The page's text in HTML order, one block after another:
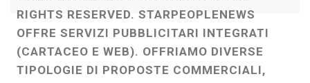
RIGHTS RESERVED. STARPEOPLENEWS
OFFRE SERVIZI PUBBLICITARI INTEGRATI
(CARTACEO E WEB). OFFRIAMO DIVERSE
TIPOLOGIE DI PROPOSTE COMMERCIALI,